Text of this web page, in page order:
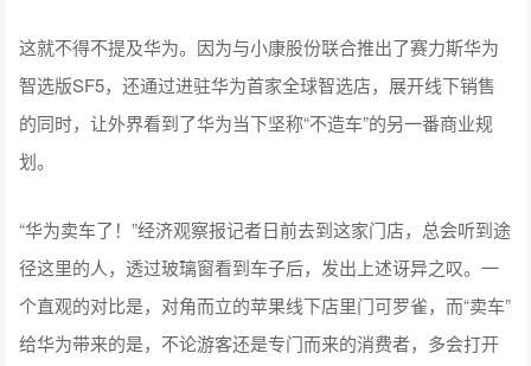
这就不得不提及华为。因为与小康股份联合推出了赛力斯华为
智选版SF5，还通过进驻华为首家全球智选店，展开线下销售
的同时，让外界看到了华为当下坚称“不造车”的另一番商业规
划。
“华为卖车了！”经济观察报记者日前去到这家门店，总会听到途
径这里的人，透过玻璃窗看到车子后，发出上述讶异之叹。一
个直观的对比是，对角而立的苹果线下店里门可罗雀，而“卖车”
给华为带来的是，不论游客还是专门而来的消费者，多会打开